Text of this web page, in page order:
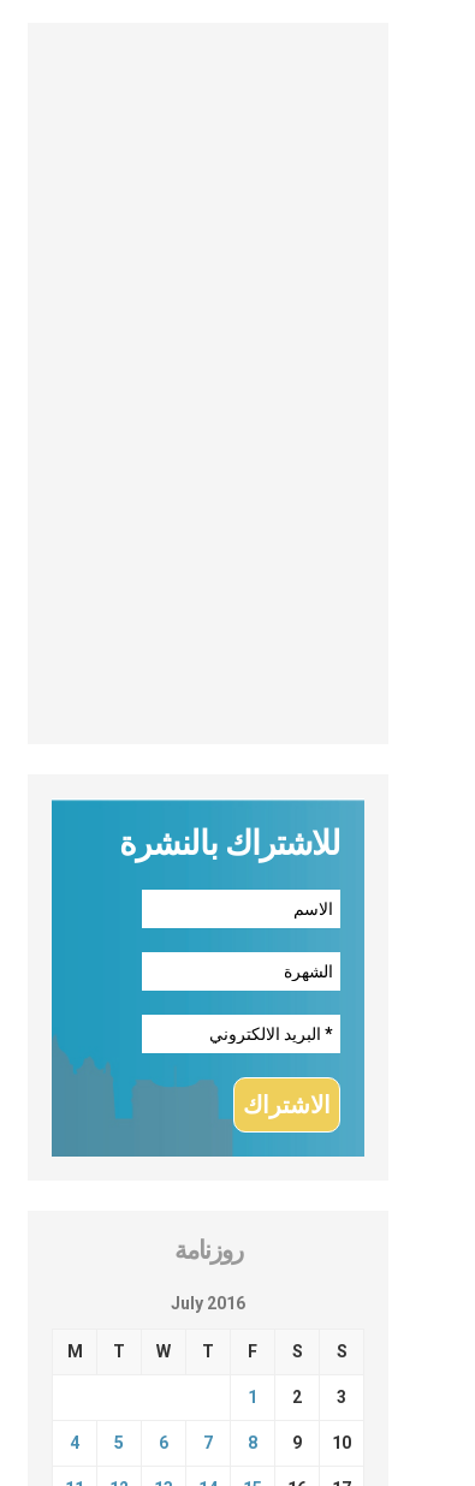
للاشتراك بالنشرة
روزنامة
July 2016
M T W T F S S
1 2 3
4 5 6 7 8 9 10